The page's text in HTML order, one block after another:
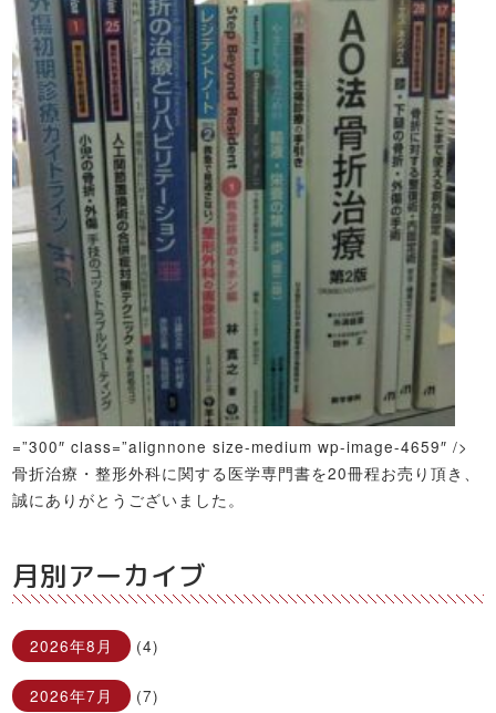
=”300″ class=”alignnone size-medium wp-image-4659″ />
骨折治療・整形外科に関する医学専門書を20冊程お売り頂き、
誠にありがとうございました。
月別アーカイブ
2026年8月 (4)
2026年7月 (7)